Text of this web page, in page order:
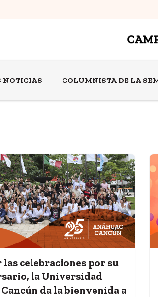
NOTICIAS COLUMNISTA DE LA
celebraciones por su
la Universidad
da la bienvenida a